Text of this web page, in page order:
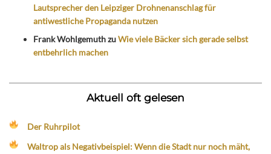
Lautsprecher den Leipziger Drohnenanschlag für
antiwestliche Propaganda nutzen
Frank WohlgemuthzuWie viele Bäcker sich gerade selbst
entbehrlich machen
Aktuell oft gelesen
Der Ruhrpilot
Waltrop als Negativbeispiel: Wenn die Stadt nur noch mäht,